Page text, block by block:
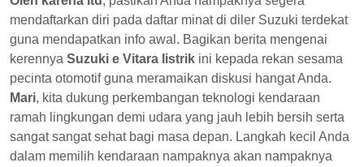
mendaftarkan diri pada daftar minat di diler Suzuki terdekat
guna mendapatkan info awal. Bagikan berita mengenai
kerennya Suzuki e Vitara listrik ini kepada rekan sesama
pecinta otomotif guna meramaikan diskusi hangat Anda.
Mari, kita dukung perkembangan teknologi kendaraan
ramah lingkungan demi udara yang jauh lebih bersih serta
sangat sangat sehat bagi masa depan. Langkah kecil Anda
dalam memilih kendaraan nampaknya akan nampaknya